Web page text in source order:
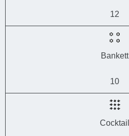
12
Bankett
10
Cocktail